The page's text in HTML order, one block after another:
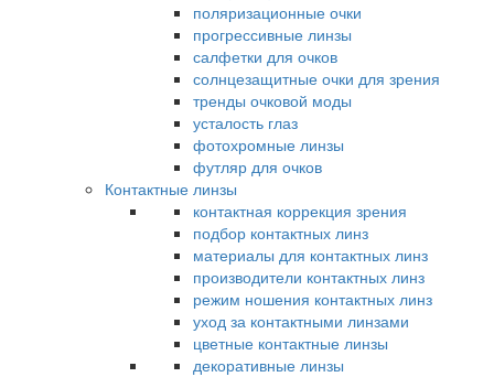
поляризационные очки
прогрессивные линзы
салфетки для очков
солнцезащитные очки для зрения
тренды очковой моды
усталость глаз
фотохромные линзы
футляр для очков
Контактные линзы
контактная коррекция зрения
подбор контактных линз
материалы для контактных линз
производители контактных линз
режим ношения контактных линз
уход за контактными линзами
цветные контактные линзы
декоративные линзы